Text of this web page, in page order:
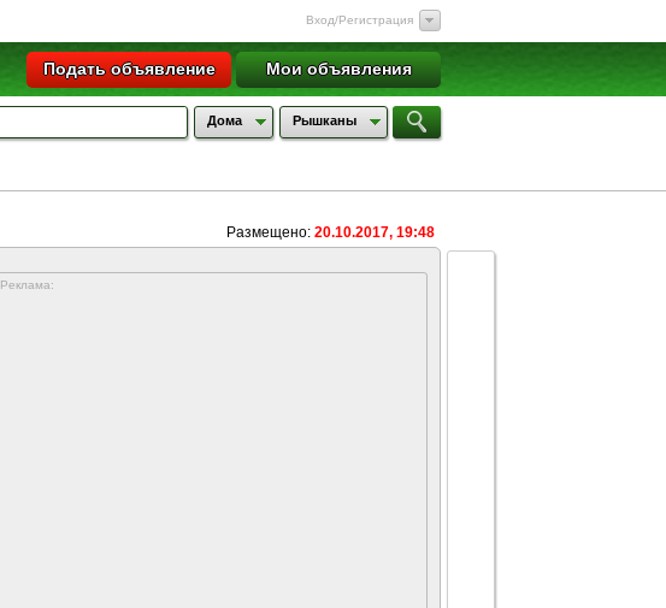
Вход/Регистрация
Мои объявления
Подать объявление
Дома Рышканы
Размещено: 20.10.2017, 19:48
Реклама: